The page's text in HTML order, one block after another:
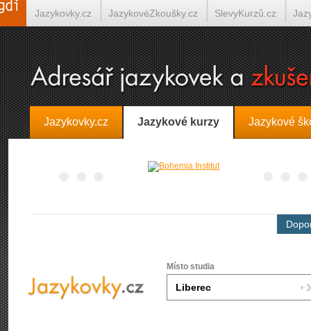
Jazykovky.cz Jazykové kurzy Jazykové
Místo studia
Jazykovky.cz JazykovéZkoušky.cz SlevyKurzů.cz
Španělština on-line Italština on-line Tlumočení-